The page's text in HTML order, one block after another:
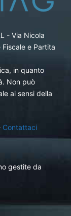
- Via Nicola
e Partita
in quanto
Non può
ai sensi della
Contattaci
gestite da